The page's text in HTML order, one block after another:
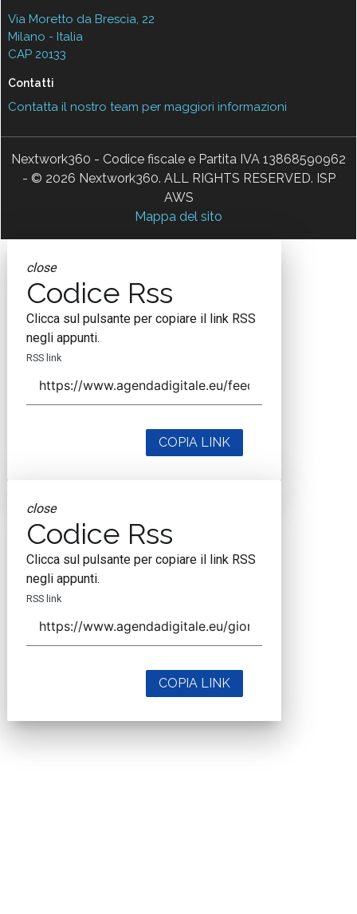
Via Moretto da Brescia, 22
Milano - Italia
CAP 20133
Contatti
Contatta il nostro team per maggiori informazioni
Nextwork360 - Codice fiscale e Partita IVA 13868590962
- © 2026 Nextwork360. ALL RIGHTS RESERVED. ISP
AWS
Mappa del sito
close
Codice Rss
Clicca sul pulsante per copiare il link RSS
negli appunti.
RSS link
COPIA LINK
close
Codice Rss
Clicca sul pulsante per copiare il link RSS
negli appunti.
RSS link
COPIA LINK